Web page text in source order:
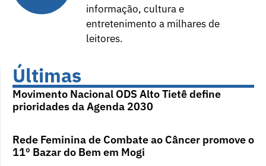
informação, cultura e
entretenimento a milhares de
leitores.
Últimas
Movimento Nacional ODS Alto Tietê define
prioridades da Agenda 2030
Rede Feminina de Combate ao Câncer promove o
11º Bazar do Bem em Mogi